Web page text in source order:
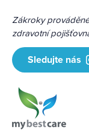
Zákroky
zdravotní
Sledujte nás